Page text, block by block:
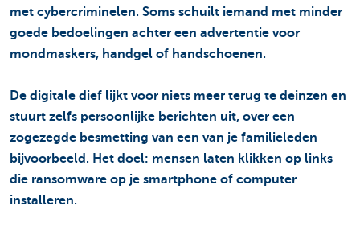
met cybercriminelen. Soms schuilt iemand met minder
goede bedoelingen achter een advertentie voor
mondmaskers, handgel of handschoenen.
De digitale dief lijkt voor niets meer terug te deinzen en
stuurt zelfs persoonlijke berichten uit, over een
zogezegde besmetting van een van je familieleden
bijvoorbeeld. Het doel: mensen laten klikken op links
die ransomware op je smartphone of computer
installeren.